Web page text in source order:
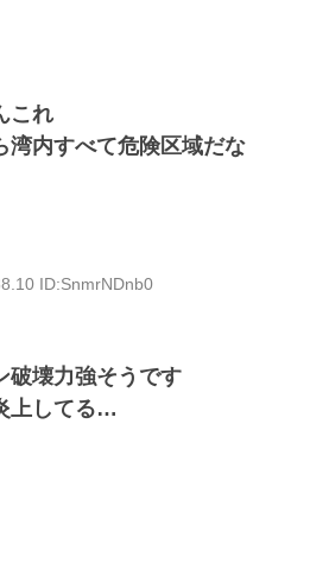
これ
湾内すべて危険区域だな
ID:SnmrNDnb0
破壊力強そうです
上してる…